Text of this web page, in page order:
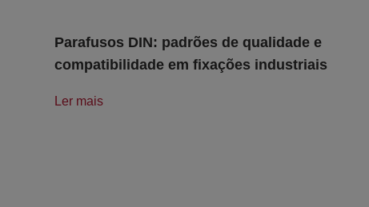
Parafusos DIN: padrões de qualidade e
compatibilidade em fixações industriais
Ler mais